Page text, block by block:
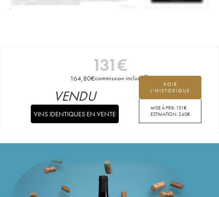
131€
164,80€commission incluse
VOIR
L'HISTORIQUE
MISE À PRIX: 131€
ESTIMATION:240€
VENDU
VINS IDENTIQUES EN VENTE